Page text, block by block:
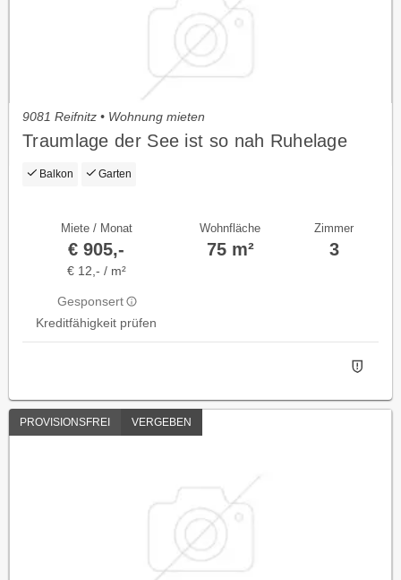
9081 Reifnitz • Wohnung mieten
Traumlage der See ist so nah Ruhelage
Balkon Garten
Miete / Monat
€ 905,-
€ 12,- / m²
Gesponsert
Kreditfähigkeit prüfen
Wohnfläche
75 m²
Zimmer
3
PROVISIONSFREI VERGEBEN